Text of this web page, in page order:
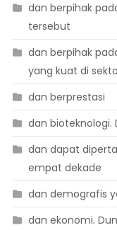
dan berpihak
tersebut
dan berpihak
yang kuat di
dan berprestasi
dan bioteknologi.
dan dapat
empat dekade
dan demografis
dan ekonomi.